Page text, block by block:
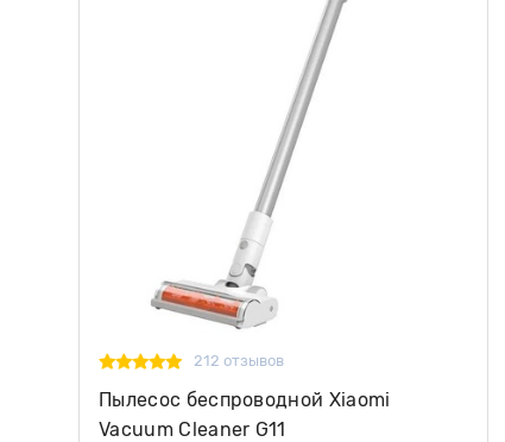
212 отзывов
Пылесос беспроводной Xiaomi
Vacuum Cleaner G11